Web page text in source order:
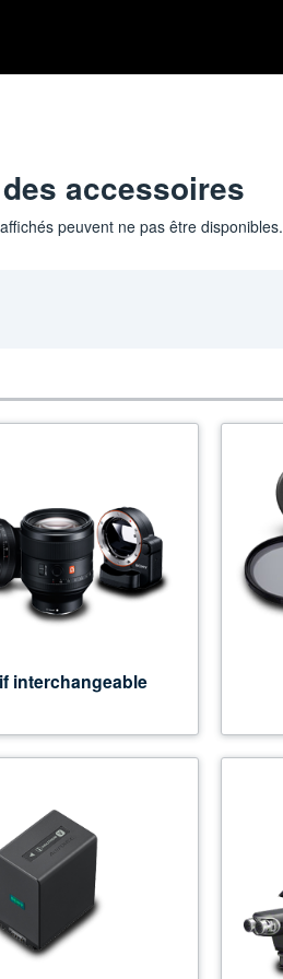
accessoires
peuvent ne pas être disponibles.
interchangeable